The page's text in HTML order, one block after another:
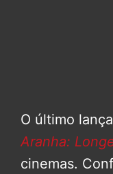
O último
Aranha:
cinemas.